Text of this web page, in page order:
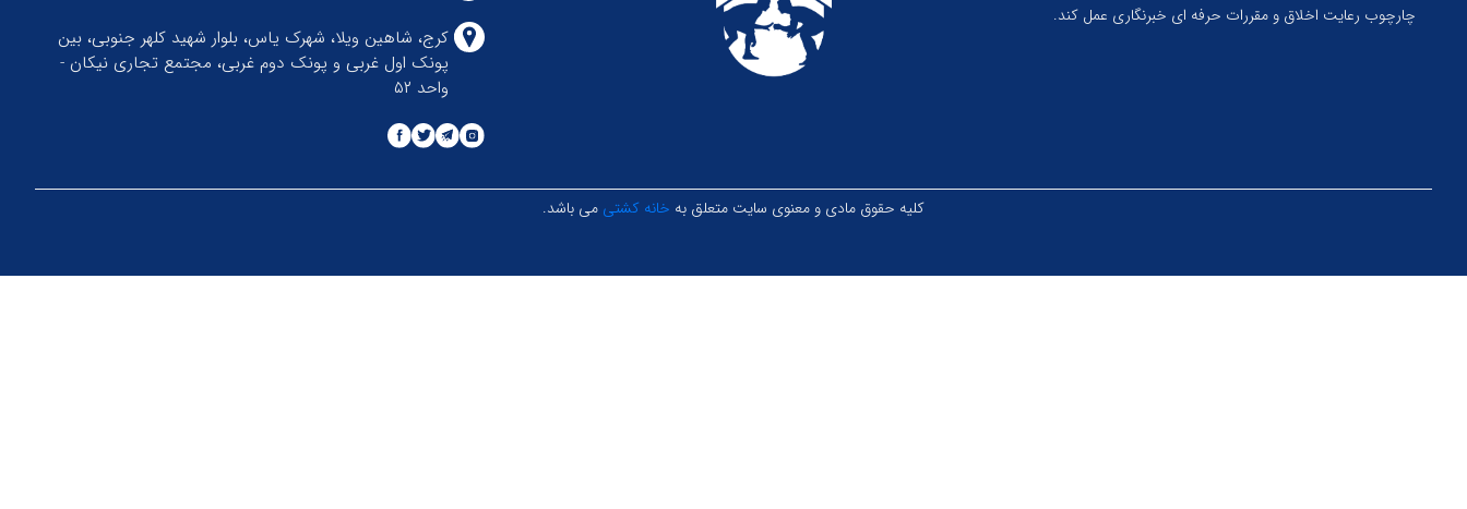
چارچوب رعایت اخلاق و مقررات حرفه ای خبرنگاری عمل کند.
کرج، شاهین ویلا، شهرک یاس، بلوار شهید کلهر جنوبی، بین
پونک اول غربی و پونک دوم غربی، مجتمع تجاری نیکان -
واحد ۵۲
کلیه حقوق مادی و معنوی سایت متعلق به خانه کشتی می باشد.